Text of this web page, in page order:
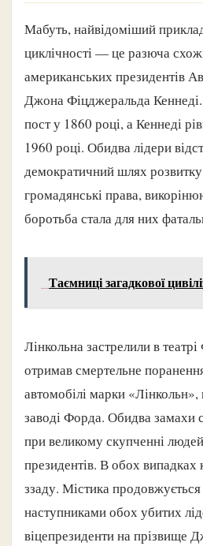
Мабуть, найвідоміший
циклічності — це разюча
американських президентів
Джона Фіцджеральда
пост у 1860 році, а Кеннеді
1960 році. Обидва лідери
демократичний шлях
громадянські права,
боротьба стала для них
Таємниці загадкової
Лінкольна застрелили в
отримав смертельне
автомобілі марки
заводі Форда. Обидва замахи
при великому скупченні
президентів. В обох випадках
ззаду. Містика продовжується
наступниками обох убитих
віцепрезиденти на прізвище